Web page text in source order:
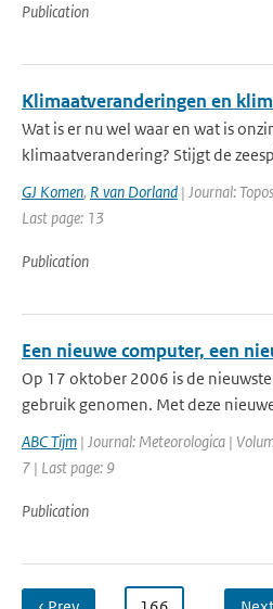
Publication
Klimaatveranderingen en
Wat is er nu wel waar en wat is
klimaatverandering? Stijgt de
GJ Komen, R van Dorland | Journal:
Last page: 13
Publication
Een nieuwe computer, een
Op 17 oktober 2006 is de
gebruik genomen. Met deze
ABC Tijm | Journal: Meteorologica |
7 | Last page: 9
Publication